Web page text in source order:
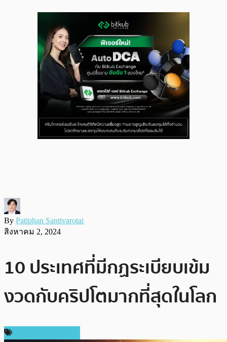
By Patiphan Santivarotai
สิงหาคม 2, 2024
10 ประเทศที่มีกฏระเบียบเข้ม
งวดกับคริปโตมากที่สุดในโลก